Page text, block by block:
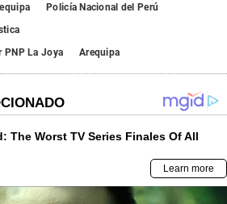
Policía Nacional del Perú
PNP La Joya
Arequipa